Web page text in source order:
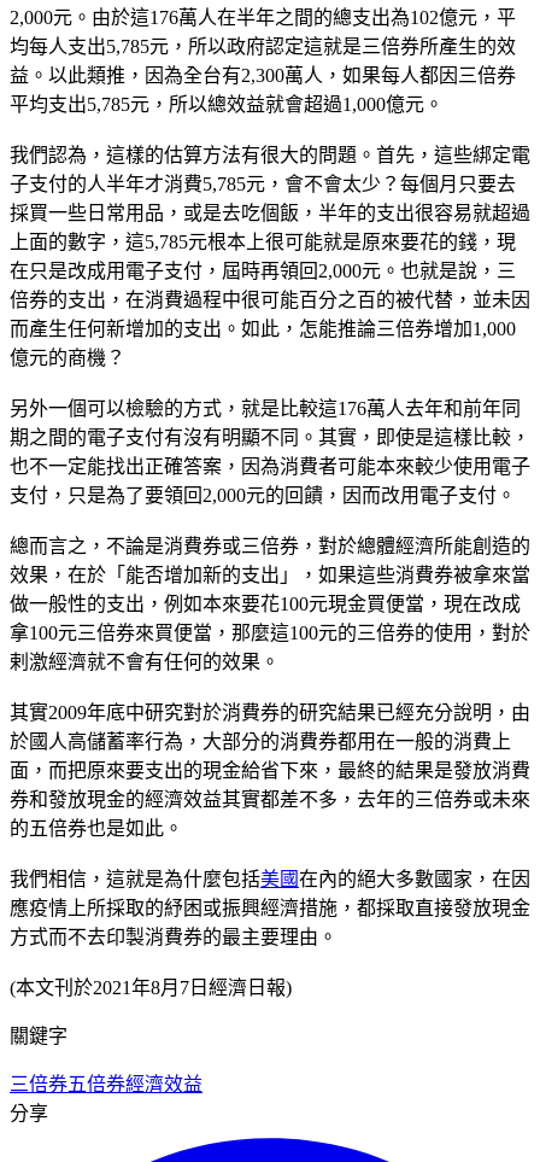
2,000元。由於這176萬人在半年之間的總支出為102億元，平
均每人支出5,785元，所以政府認定這就是三倍券所產生的效
益。以此類推，因為全台有2,300萬人，如果每人都因三倍券
平均支出5,785元，所以總效益就會超過1,000億元。
我們認為，這樣的估算方法有很大的問題。首先，這些綁定電
子支付的人半年才消費5,785元，會不會太少？每個月只要去
採買一些日常用品，或是去吃個飯，半年的支出很容易就超過
上面的數字，這5,785元根本上很可能就是原來要花的錢，現
在只是改成用電子支付，屆時再領回2,000元。也就是說，三
倍券的支出，在消費過程中很可能百分之百的被代替，並未因
而產生任何新增加的支出。如此，怎能推論三倍券增加1,000
億元的商機？
另外一個可以檢驗的方式，就是比較這176萬人去年和前年同
期之間的電子支付有沒有明顯不同。其實，即使是這樣比較，
也不一定能找出正確答案，因為消費者可能本來較少使用電子
支付，只是為了要領回2,000元的回饋，因而改用電子支付。
總而言之，不論是消費券或三倍券，對於總體經濟所能創造的
效果，在於「能否增加新的支出」，如果這些消費券被拿來當
做一般性的支出，例如本來要花100元現金買便當，現在改成
拿100元三倍券來買便當，那麼這100元的三倍券的使用，對於
剌激經濟就不會有任何的效果。
其實2009年底中研究對於消費券的研究結果已經充分說明，由
於國人高儲蓄率行為，大部分的消費券都用在一般的消費上
面，而把原來要支出的現金給省下來，最終的結果是發放消費
券和發放現金的經濟效益其實都差不多，去年的三倍券或未來
的五倍券也是如此。
我們相信，這就是為什麼包括美國在內的絕大多數國家，在因
應疫情上所採取的紓困或振興經濟措施，都採取直接發放現金
方式而不去印製消費券的最主要理由。
(本文刊於2021年8月7日經濟日報)
關鍵字
三倍券五倍券經濟效益
分享